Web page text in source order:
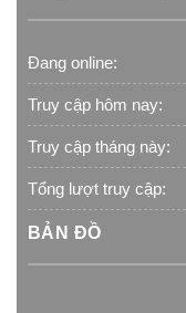
Đang online:
Truy cập hôm nay:
Truy cập tháng này:
Tổng lượt truy cập:
BẢN ĐỒ